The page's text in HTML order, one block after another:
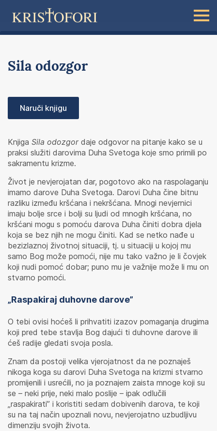
Sila odozgor
Naruči knjigu
Knjiga Sila odozgordaje odgovor na pitanje kako se u
praksi služiti darovima Duha Svetoga koje smo primili po
sakramentu krizme.
Život je nevjerojatan dar, pogotovo ako na raspolaganju
imamo darove Duha Svetoga. Darovi Duha čine bitnu
razliku između kršćana i nekršćana. Mnogi nevjernici
imaju bolje srce i bolji su ljudi od mnogih kršćana, no
kršćani mogu s pomoću darova Duha činiti dobra djela
koja se bez njih ne mogu činiti. Kad se netko nađe u
bezizlaznoj životnoj situaciji, tj. u situaciji u kojoj mu
samo Bog može pomoći, nije mu tako važno je li čovjek
koji nudi pomoć dobar; puno mu je važnije može li mu on
stvarno pomoći.
„Raspakiraj duhovne darove”
O tebi ovisi hoćeš li prihvatiti izazov pomaganja drugima
koji pred tebe stavlja Bog dajući ti duhovne darove ili
ćeš radije gledati svoja posla.
Znam da postoji velika vjerojatnost da ne poznaješ
nikoga koga su darovi Duha Svetoga na krizmi stvarno
promijenili i usrećili, no ja poznajem zaista mnoge koji su
se – neki prije, neki malo poslije – ipak odlučili
„raspakirati” i koristiti sedam dobivenih darova, te koji
su na taj način upoznali novu, nevjerojatno uzbudljivu
dimenziju svojih života.